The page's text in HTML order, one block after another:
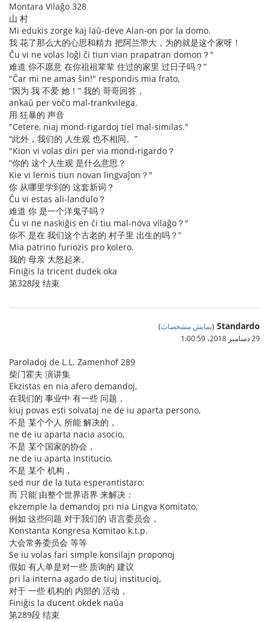
Montara Vilaĝo 328
山 村
Mi edukis zorge kaj laŭ-deve Alan-on por la domo.
我 花了那么大的心思和精力 把阿兰带大，为的就是这个家呀！
Ĉu vi ne volas loĝi ĉi tiun vian prapatran domon？"
难道 你不愿意 在你祖祖辈辈 住过的家里 过日子吗？”
"Ĉar mi ne amas ŝin!" respondis mia frato,
“因为 我 不爱 她！” 我的 哥哥回答，
ankaŭ per voĉo mal-trankvilega.
用 狂暴的 声音
"Cetere, niaj mond-rigardoj tiel mal-similas."
“此外，我们的 人生观 也不相同。”
"Kion vi volas diri per via mond-rigardo？
“你的 这个人生观 是什么意思？
Kie vi lernis tiun novan lingvaĵon？"
你 从哪里学到的 这套新词？
Ĉu vi estas ali-landulo？
难道 你 是一个洋鬼子吗？
Ĉu vi ne naskiĝis en ĉi tiu mal-nova vilaĝo？"
你不 是在 我们这个古老的 村子里 出生的吗？”
Mia patrino furiozis pro kolero.
我的 母亲 大怒起来。
Finiĝis la tricent dudek oka
第328段 结束
Standardo
(نمایش مشخصات)
29 دسامبر 2018،‏ 1:00:59
Paroladoj de L.L. Zamenhof 289
柴门霍夫 演讲集
Ekzistas en nia afero demandoj,
在我们的 事业中 有一些 问题，
kiuj povas esti solvataj ne de iu aparta persono,
不是 某个个人 所能 解决的，
ne de iu aparta nacia asocio,
不是 某个国家的协会，
ne de iu aparta institucio,
不是 某个 机构，
sed nur de la tuta esperantistaro:
而 只能 由整个世界语界 来解决：
ekzemple la demandoj pri nia Lingva Komitato,
例如 这些问题 对于我们的 语言委员会，
Konstanta Kongresa Komitao k.t.p.
大会常务委员会 等等
Se iu volas fari simple konsilajn proponoj
假如 有人单是对一些 质询的 建议
pri la interna agado de tiuj institucioj,
对于 一些 机构的 内部的 活动，
Finiĝis la ducent okdek naŭa
第289段 结束